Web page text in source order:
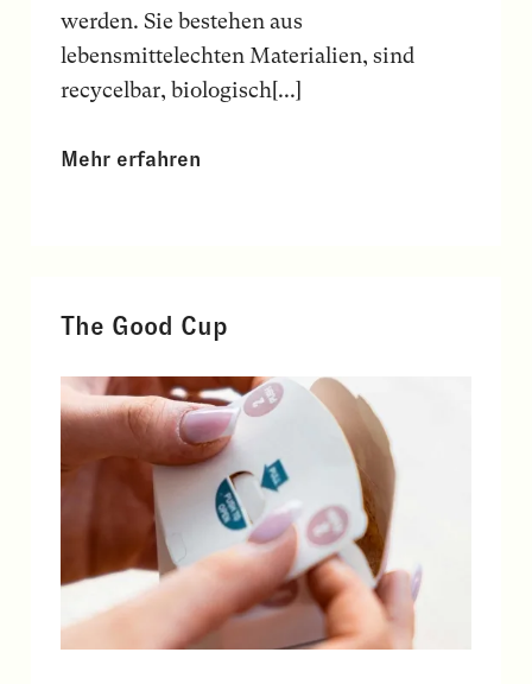
werden. Sie bestehen aus
lebensmittelechten Materialien, sind
recycelbar, biologisch[...]
Mehr erfahren
The Good Cup